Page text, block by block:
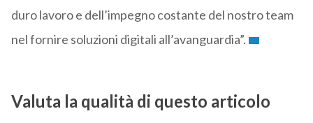
duro lavoro e dell’impegno costante del nostro team
nel fornire soluzioni digitali all’avanguardia”.
Valuta la qualità di questo articolo